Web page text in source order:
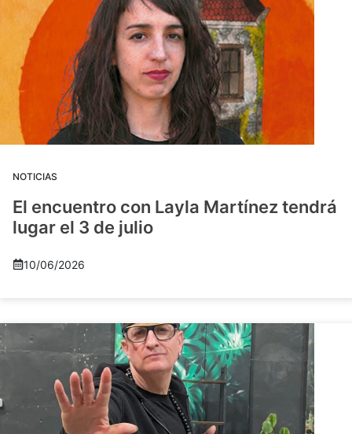
NOTICIAS
El encuentro con Layla Martínez tendrá
lugar el 3 de julio
10/06/2026